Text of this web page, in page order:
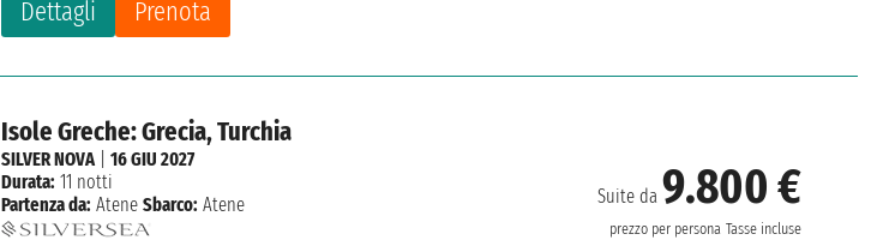
Dettagli Prenota
Isole Greche: Grecia, Turchia
Suite da 9.800 €
prezzo per persona Tasse incluse
SILVER NOVA|16 GIU 2027
Durata: 11 notti
Partenza da: Atene Sbarco: Atene